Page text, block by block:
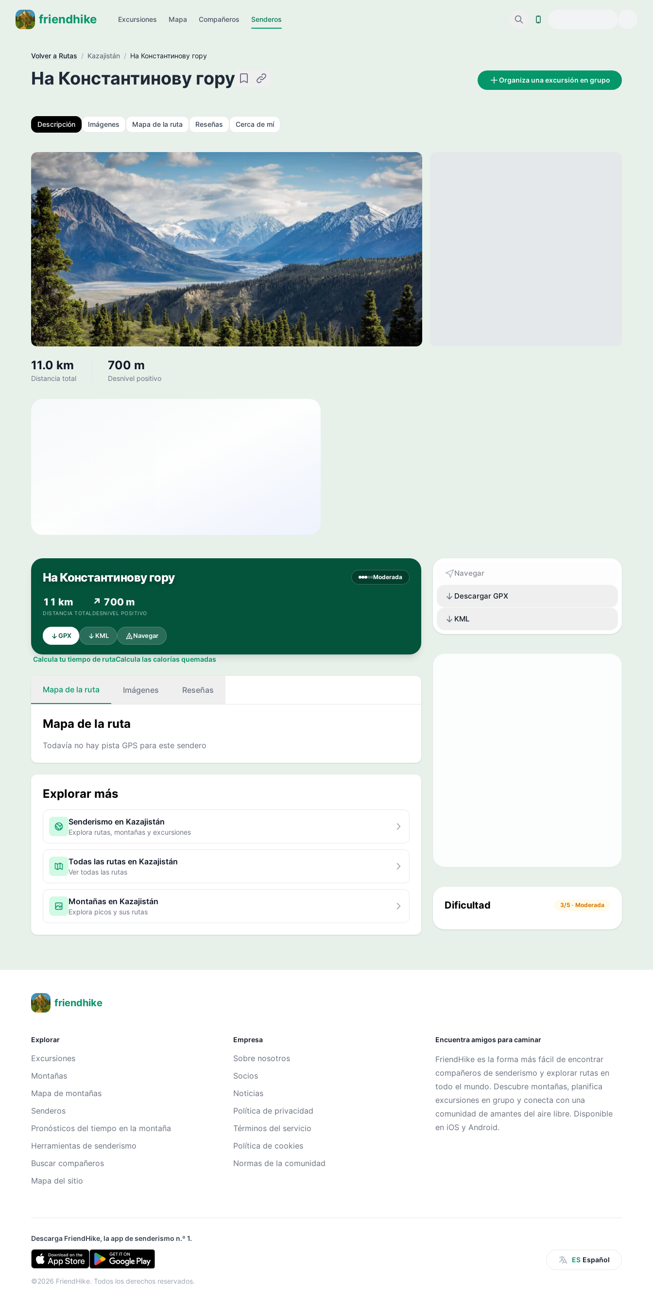
friendhike Excursiones Mapa Compañeros Senderos
Volver a Rutas / Kazajistán / На Константинову гору
На Константинову гору GuardarCopiar enlace Organiza una excursión en grupo
Descripción Imágenes Mapa de la ruta Reseñas Cerca de mí
11.0 km
Distancia total
700 m
Desnivel positivo
На Константинову гору Moderada
11 km
DISTANCIA TOTAL
↗ 700 m
DESNIVEL POSITIVO
GPX KML Navegar
Calcula tu tiempo de rutaCalcula las calorías quemadas
Mapa de la ruta Imágenes Reseñas
Mapa de la ruta
Todavía no hay pista GPS para este sendero
Explorar más
Senderismo en Kazajistán
Explora rutas, montañas y excursiones
Todas las rutas en Kazajistán
Ver todas las rutas
Montañas en Kazajistán
Explora picos y sus rutas
Navegar
Descargar GPX
KML
Dificultad 3/5 · Moderada
friendhike
Explorar
Excursiones
Montañas
Mapa de montañas
Senderos
Pronósticos del tiempo en la montaña
Herramientas de senderismo
Buscar compañeros
Mapa del sitio
Empresa
Sobre nosotros
Socios
Noticias
Política de privacidad
Términos del servicio
Política de cookies
Normas de la comunidad
Encuentra amigos para caminar
FriendHike es la forma más fácil de encontrar
compañeros de senderismo y explorar rutas en
todo el mundo. Descubre montañas, planifica
excursiones en grupo y conecta con una
comunidad de amantes del aire libre. Disponible
en iOS y Android.
Descarga FriendHike, la app de senderismo n.º 1.
©2026 FriendHike. Todos los derechos reservados.
ES Español